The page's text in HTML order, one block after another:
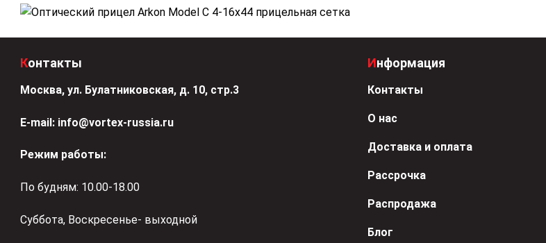
Контакты
Москва, ул. Булатниковская, д. 10, стр.3
Е-mail: info@vortex-russia.ru
Режим работы:
По будням: 10.00-18.00
Суббота, Воскресенье- выходной
Информация
Контакты
О нас
Доставка и оплата
Рассрочка
Распродажа
Блог